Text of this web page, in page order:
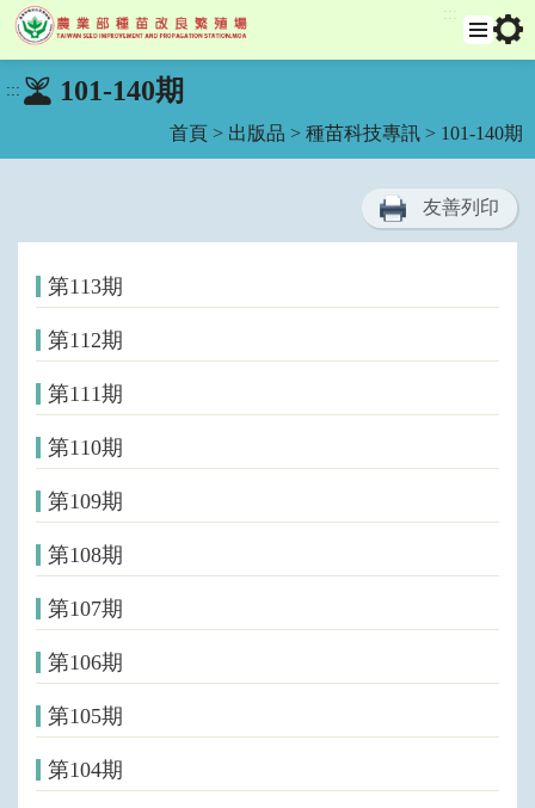
到
:::
::: 101-140期
首頁 > 出版品 > 種苗科技專訊 > 101-140期
友善列印
第113期
第112期
第111期
第110期
第109期
第108期
第107期
第106期
第105期
第104期